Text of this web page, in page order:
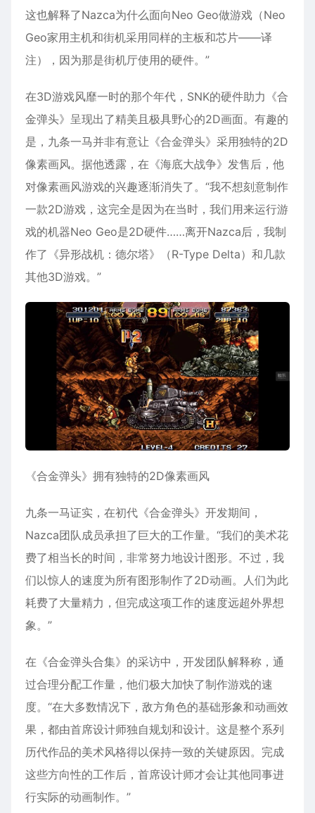
这也解释了Nazca为什么面向Neo Geo做游戏（Neo
Geo家用主机和街机采用同样的主板和芯片——译
注），因为那是街机厅使用的硬件。”
在3D游戏风靡一时的那个年代，SNK的硬件助力《合
金弹头》呈现出了精美且极具野心的2D画面。有趣的
是，九条一马并非有意让《合金弹头》采用独特的2D
像素画风。据他透露，在《海底大战争》发售后，他
对像素画风游戏的兴趣逐渐消失了。“我不想刻意制作
一款2D游戏，这完全是因为在当时，我们用来运行游
戏的机器Neo Geo是2D硬件……离开Nazca后，我制
作了《异形战机：德尔塔》（R-Type Delta）和几款
其他3D游戏。”
《合金弹头》拥有独特的2D像素画风
九条一马证实，在初代《合金弹头》开发期间，
Nazca团队成员承担了巨大的工作量。“我们的美术花
费了相当长的时间，非常努力地设计图形。不过，我
们以惊人的速度为所有图形制作了2D动画。人们为此
耗费了大量精力，但完成这项工作的速度远超外界想
象。”
在《合金弹头合集》的采访中，开发团队解释称，通
过合理分配工作量，他们极大加快了制作游戏的速
度。“在大多数情况下，敌方角色的基础形象和动画效
果，都由首席设计师独自规划和设计。这是整个系列
历代作品的美术风格得以保持一致的关键原因。完成
这些方向性的工作后，首席设计师才会让其他同事进
行实际的动画制作。”